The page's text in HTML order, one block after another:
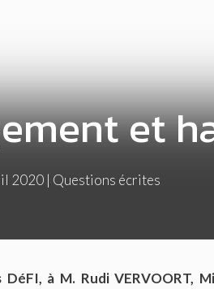
et
2020| Questions écrites
à M. Rudi VERVOORT,